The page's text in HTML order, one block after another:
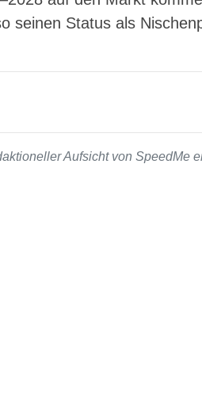
seinen Status als
Aufsicht von SpeedMe